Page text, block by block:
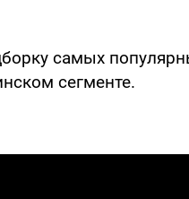
самых
сегменте.